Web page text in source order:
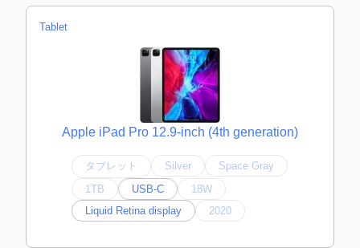
Tablet
Apple iPad Pro 12.9-inch (4th generation)
タブレット Silver
Space Gray
1TB
USB-C
18W
Liquid Retina display
2020